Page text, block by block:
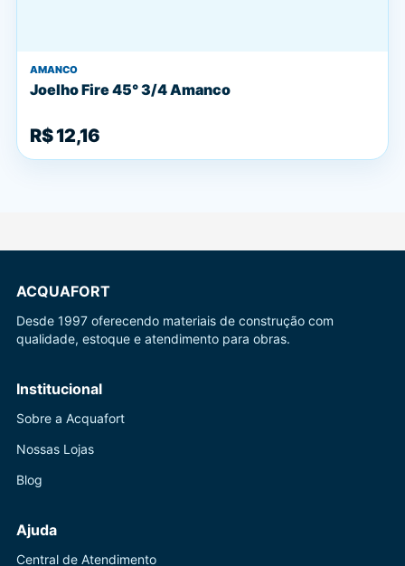
AMANCO
Joelho Fire 45° 3/4 Amanco
R$ 12,16
ACQUAFORT
Desde 1997 oferecendo materiais de construção com
qualidade, estoque e atendimento para obras.
Institucional
Sobre a Acquafort
Nossas Lojas
Blog
Ajuda
Central de Atendimento